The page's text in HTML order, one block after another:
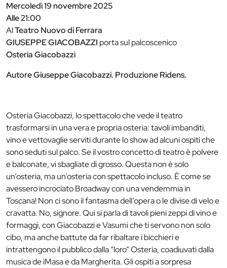
Mercoledì 19 novembre 2025
Alle 21:00
AlTeatro Nuovo di Ferrara
GIUSEPPE GIACOBAZZI porta sul palcoscenico
Osteria Giacobazzi
Autore Giuseppe Giacobazzi. Produzione Ridens.
Osteria Giacobazzi, lo spettacolo che vede il teatro
trasformarsi in una vera e propria osteria: tavoli imbanditi,
vino e vettovaglie serviti durante lo show ad alcuni ospiti che
sono seduti sul palco. Se il vostro concetto di teatro è polvere
e balconate, vi sbagliate di grosso. Questa non è solo
un’osteria, ma un’osteria con spettacolo incluso. È come se
avessero incrociato Broadway con una vendemmia in
Toscana! Non ci sono il fantasma dell’opera o le divise di velo e
cravatta. No, signore. Qui si parla di tavoli pieni zeppi di vino e
formaggi, con Giacobazzi e Vasumi che ti servono non solo
cibo, ma anche battute da far ribaltare i bicchieri e
intrattengono il pubblico dalla “loro” Osteria, coadiuvati dalla
musica de iMasa e da Margherita. Gli ospiti a sorpresa